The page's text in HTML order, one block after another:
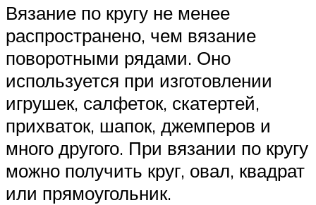
Вязание по кругу не менее
распространено, чем вязание
поворотными рядами. Оно
используется при изготовлении
игрушек, салфеток, скатертей,
прихваток, шапок, джемперов и
много другого. При вязании по кругу
можно получить круг, овал, квадрат
или прямоугольник.